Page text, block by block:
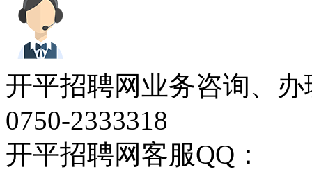
开平招聘网业务咨询、
0750-2333318
开平招聘网客服QQ：